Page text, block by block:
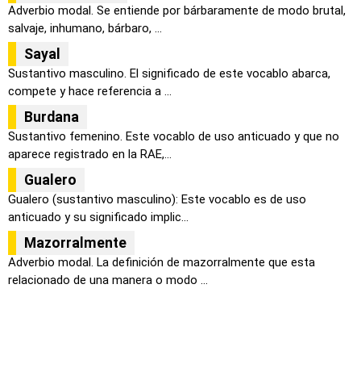
Adverbio modal. Se entiende por bárbaramente de modo brutal,
salvaje, inhumano, bárbaro, ...
Sayal
Sustantivo masculino. El significado de este vocablo abarca,
compete y hace referencia a ...
Burdana
Sustantivo femenino. Este vocablo de uso anticuado y que no
aparece registrado en la RAE,...
Gualero
Gualero (sustantivo masculino): Este vocablo es de uso
anticuado y su significado implic...
Mazorralmente
Adverbio modal. La definición de mazorralmente que esta
relacionado de una manera o modo ...